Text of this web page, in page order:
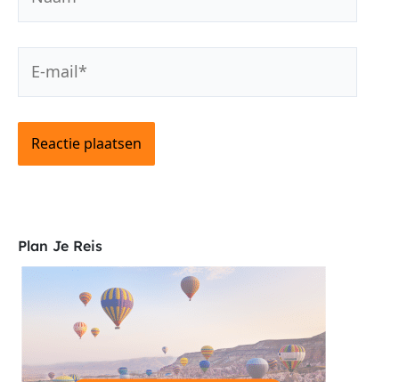
Plan Je Reis
mail*